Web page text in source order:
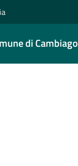
di Cambiago